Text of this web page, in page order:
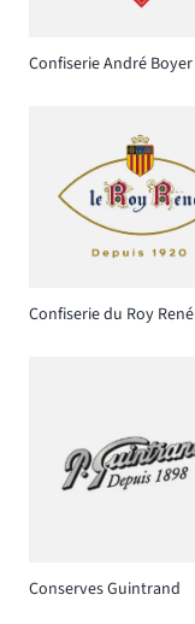
Confiserie André Boyer
Confiserie du Roy René
Conserves Guintrand